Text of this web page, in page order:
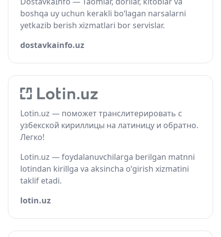
boshqa uy uchun kerakli bo‘lagan narsalarni
yetkazib berish xizmatlari bor servislar.
dostavkainfo.uz
Lotin.uz — поможет транслитерировать с
узбекской кириллицы на латиницу и обратно.
Легко!
Lotin.uz — foydalanuvchilarga berilgan matnni
lotindan kirillga va aksincha o‘girish xizmatini
taklif etadi.
lotin.uz